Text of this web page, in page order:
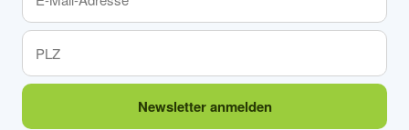
Newsletter anmelden